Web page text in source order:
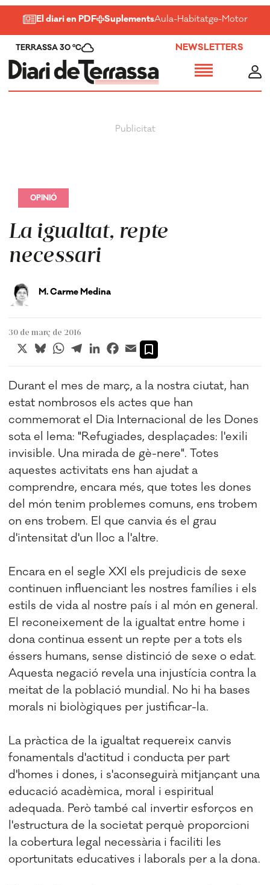
El diari en PDF SuplementsAula-Habitatge-Motor-
TERRASSA 30 ºC NEWSLETTERS
OPINIÓ
La igualtat, repte
necessari
M. Carme Medina
30 de març de 2016
X BlueskyWhatsApp
TelegramLinkedInFacebook
Email
Durant el mes de març, a la nostra ciutat, han
estat nombrosos els actes que han
commemorat el Dia Internacional de les Dones
sota el lema: "Refugiades, desplaçades: l'exili
invisible. Una mirada de gè-nere". Totes
aquestes activitats ens han ajudat a
comprendre, encara més, que totes les dones
del món tenim problemes comuns, ens trobem
on ens trobem. El que canvia és el grau
d'intensitat d'un lloc a l'altre.
Encara en el segle XXI els prejudicis de sexe
continuen influenciant les nostres famílies i els
estils de vida al nostre país i al món en general.
El reconeixement de la igualtat entre home i
dona continua essent un repte per a tots els
éssers humans, sense distinció de sexe o edat.
Aquesta negació revela una injustícia contra la
meitat de la població mundial. No hi ha bases
morals ni biològiques per justificar-la.
La pràctica de la igualtat requereix canvis
fonamentals d'actitud i conducta per part
d'homes i dones, i s'aconseguirà mitjançant una
educació acadèmica, moral i espiritual
adequada. Però també cal invertir esforços en
l'estructura de la societat perquè proporcioni
la cobertura legal necessària i faciliti les
oportunitats educatives i laborals per a la dona.